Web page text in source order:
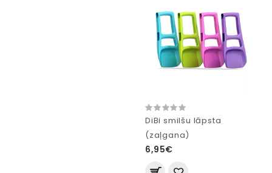
DiBi smilšu lāpsta
(zaļgana)
6,95€